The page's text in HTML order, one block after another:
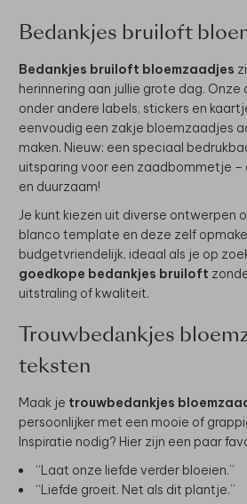
Bedankjes bruiloft
Bedankjes bruiloft bloemzaadjes
herinnering aan jullie grote dag.
onder andere labels, stickers en
eenvoudig een zakje bloemzaadjes
maken. Nieuw: een speciaal
uitsparing voor een zaadbommetje –
en duurzaam!
Je kunt kiezen uit diverse ontwerpen
blanco template en deze zelf
budgetvriendelijk, ideaal als je op
goedkope bedankjes bruiloft
uitstraling of kwaliteit.
Trouwbedankjes
teksten
Maak je trouwbedankjes
persoonlijker met een mooie of
Inspiratie nodig? Hier zijn een paar
“Laat onze liefde verder bloeien.”
“Liefde groeit. Net als dit plantje.”